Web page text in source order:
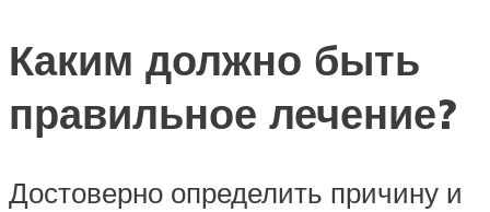
Каким должно быть
правильное лечение?
Достоверно определить причину и